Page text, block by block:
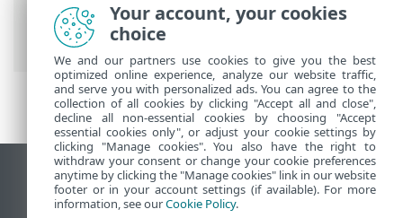
설치/업그레이드>ESET Mail Security 설치
단계> 초기 모듈 업데이트
데스크톱 사이트 보기
End of Life
Your account, your cookies
choice
We and our partners use cookies to give you the best
optimized online experience, analyze our website traffic,
and serve you with personalized ads. You can agree to the
collection of all cookies by clicking "Accept all and close",
decline all non-essential cookies by choosing "Accept
essential cookies only", or adjust your cookie settings by
clicking "Manage cookies". You also have the right to
withdraw your consent or change your cookie preferences
anytime by clicking the "Manage cookies" link in our website
footer or in your account settings (if available). For more
information, see ourCookie Policy.